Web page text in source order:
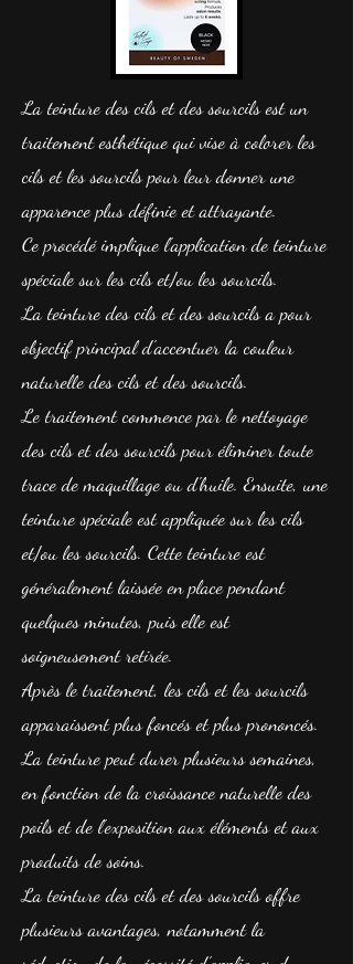
La teinture des cils et des sourcils est un
traitement esthétique qui vise à colorer les
cils et les sourcils pour leur donner une
apparence plus définie et attrayante.
Ce procédé implique l'application de teinture
spéciale sur les cils et/ou les sourcils.
La teinture des cils et des sourcils a pour
objectif principal d'accentuer la couleur
naturelle des cils et des sourcils.
Le traitement commence par le nettoyage
des cils et des sourcils pour éliminer toute
trace de maquillage ou d'huile. Ensuite, une
teinture spéciale est appliquée sur les cils
et/ou les sourcils. Cette teinture est
généralement laissée en place pendant
quelques minutes, puis elle est
soigneusement retirée.
Après le traitement, les cils et les sourcils
apparaissent plus foncés et plus prononcés.
La teinture peut durer plusieurs semaines,
en fonction de la croissance naturelle des
poils et de l'exposition aux éléments et aux
produits de soins.
La teinture des cils et des sourcils offre
plusieurs avantages, notamment la